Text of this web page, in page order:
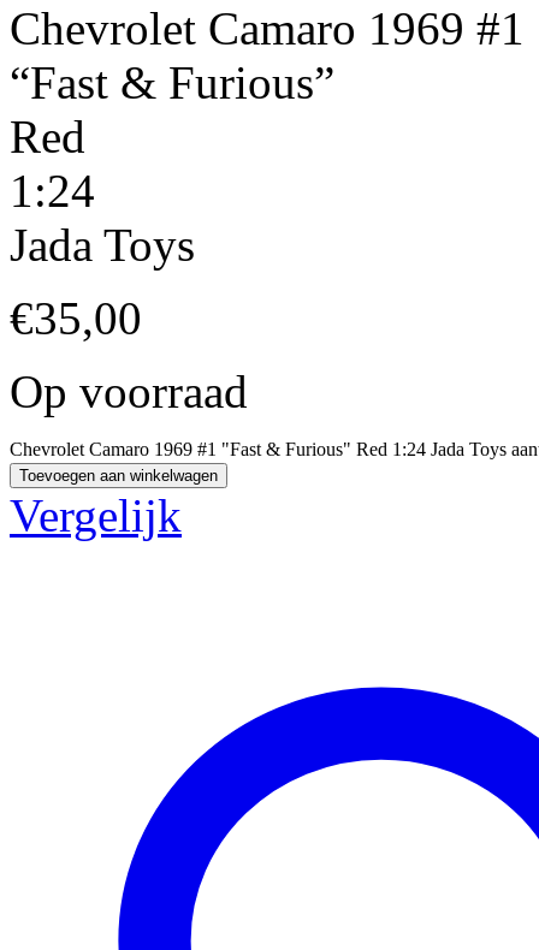
Chevrolet Camaro 1969 #1
“Fast & Furious”
Red
1:24
Jada Toys
€35,00
Op voorraad
Chevrolet Camaro 1969 #1 "Fast & Furious" Red 1:24 Jada Toys
Toevoegen aan winkelwagen
Vergelijk